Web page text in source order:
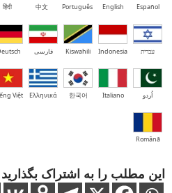
Español
English
Português
中文
हिंदी
עברית Indonesia
Kiswahili فارسی
اُردو Italiano
한국어
Ελληνικά
Việt
Română
این مطلب را به اشتراک بگذارید